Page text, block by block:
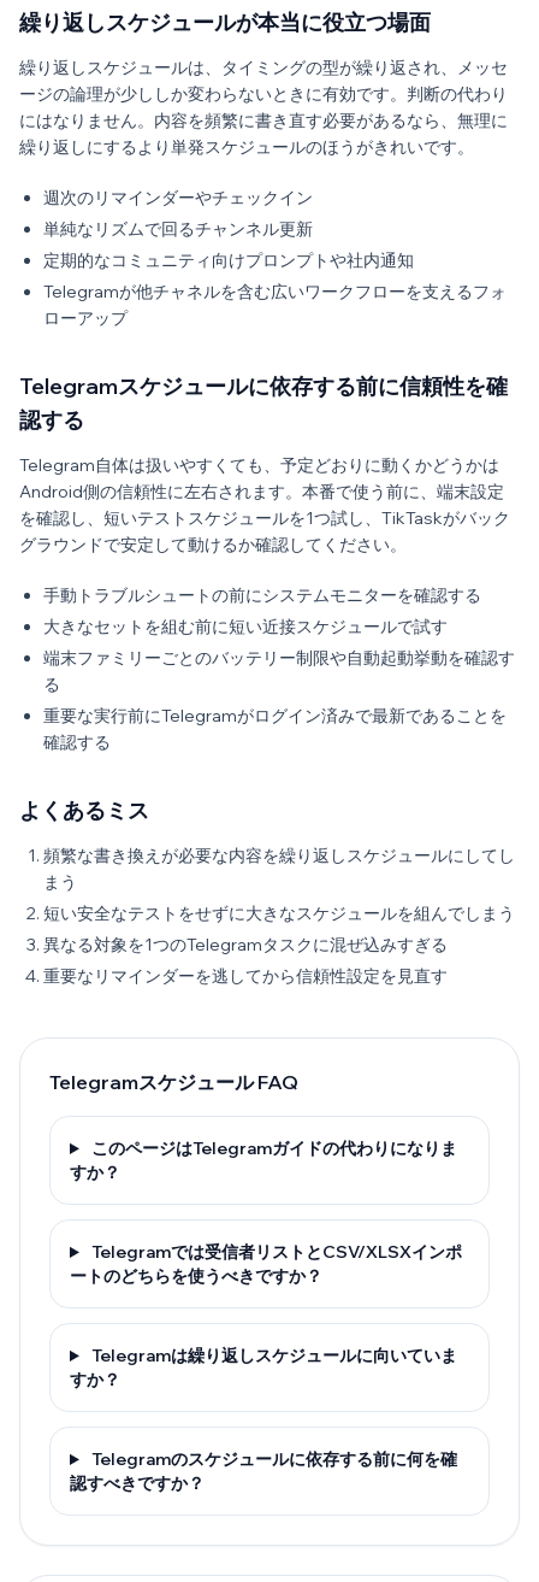
繰り返しスケジュールが本当に役立つ場面
繰り返しスケジュールは、タイミングの型が繰り返され、メッセ
ージの論理が少ししか変わらないときに有効です。判断の代わり
にはなりません。内容を頻繁に書き直す必要があるなら、無理に
繰り返しにするより単発スケジュールのほうがきれいです。
週次のリマインダーやチェックイン
単純なリズムで回るチャンネル更新
定期的なコミュニティ向けプロンプトや社内通知
Telegramが他チャネルを含む広いワークフローを支えるフォ
ローアップ
Telegramスケジュールに依存する前に信頼性を確
認する
Telegram自体は扱いやすくても、予定どおりに動くかどうかは
Android側の信頼性に左右されます。本番で使う前に、端末設定
を確認し、短いテストスケジュールを1つ試し、TikTaskがバック
グラウンドで安定して動けるか確認してください。
手動トラブルシュートの前にシステムモニターを確認する
大きなセットを組む前に短い近接スケジュールで試す
端末ファミリーごとのバッテリー制限や自動起動挙動を確認す
る
重要な実行前にTelegramがログイン済みで最新であることを
確認する
よくあるミス
頻繁な書き換えが必要な内容を繰り返しスケジュールにしてし
まう
短い安全なテストをせずに大きなスケジュールを組んでしまう
異なる対象を1つのTelegramタスクに混ぜ込みすぎる
重要なリマインダーを逃してから信頼性設定を見直す
Telegramスケジュール FAQ
このページはTelegramガイドの代わりになりま
すか？
Telegramでは受信者リストとCSV/XLSXインポ
ートのどちらを使うべきですか？
Telegramは繰り返しスケジュールに向いていま
すか？
Telegramのスケジュールに依存する前に何を確
認すべきですか？